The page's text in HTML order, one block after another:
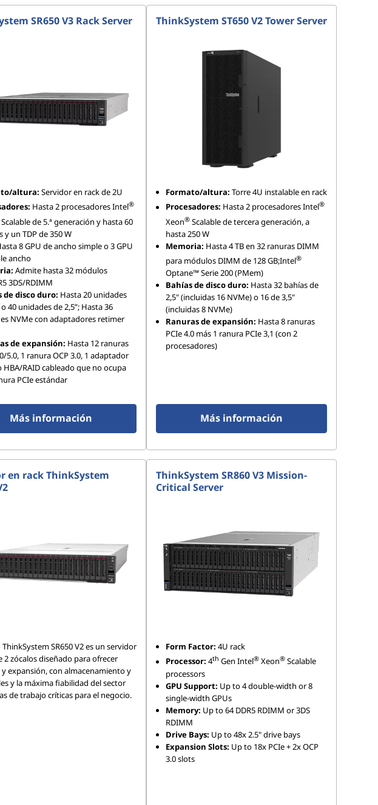
SR650 V3 Rack Server
altura: Servidor en rack de 2U
Hasta 2 procesadores Intel®
Scalable de 5.ª generación y hasta 60
y un TDP de 350 W
8 GPU de ancho simple o 3 GPU
ancho
Admite hasta 32 módulos
3DS/RDIMM
de disco duro: Hasta 20 unidades
o 40 unidades de 2,5”; Hasta 36
NVMe con adaptadores retimer
de expansión: Hasta 12 ranuras
5.0, 1 ranura OCP 3.0, 1 adaptador
HBA/RAID cableado que no ocupa
PCIe estándar
Más información
ThinkSystem ST650 V2 Tower Server
Formato/altura: Torre 4U instalable en rack
Procesadores: Hasta 2 procesadores Intel®
Xeon® Scalable de tercera generación, a
hasta 250 W
Memoria: Hasta 4 TB en 32 ranuras DIMM
para módulos DIMM de 128 GB;Intel®
Optane™ Serie 200 (PMem)
Bahías de disco duro: Hasta 32 bahías de
2,5" (incluidas 16 NVMe) o 16 de 3,5"
(incluidas 8 NVMe)
Ranuras de expansión: Hasta 8 ranuras
PCIe 4.0 más 1 ranura PCIe 3,1 (con 2
procesadores)
Más información
en rack ThinkSystem
ThinkSystem SR650 V2 es un servidor
2 zócalos diseñado para ofrecer
expansión, con almacenamiento y
y la máxima fiabilidad del sector
de trabajo críticas para el negocio.
ThinkSystem SR860 V3 Mission-
Critical Server
Form Factor: 4U rack
Processor: 4th Gen Intel® Xeon® Scalable
processors
GPU Support: Up to 4 double-width or 8
single-width GPUs
Memory: Up to 64 DDR5 RDIMM or 3DS
RDIMM
Drive Bays: Up to 48x 2.5" drive bays
Expansion Slots: Up to 18x PCIe + 2x OCP
3.0 slots